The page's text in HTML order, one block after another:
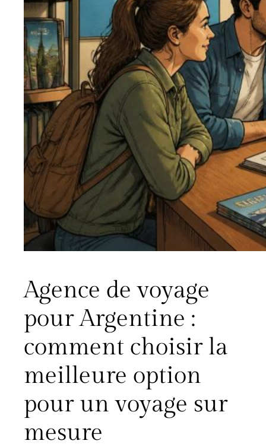
Agence de voyage
pour Argentine :
comment choisir la
meilleure option
pour un voyage sur
mesure